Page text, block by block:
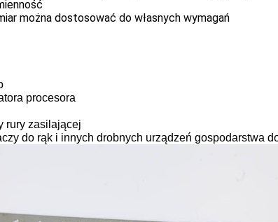
można dostosować do własnych wymagań
procesora
rury zasilającej
do rąk i innych drobnych urządzeń gospodarstwa